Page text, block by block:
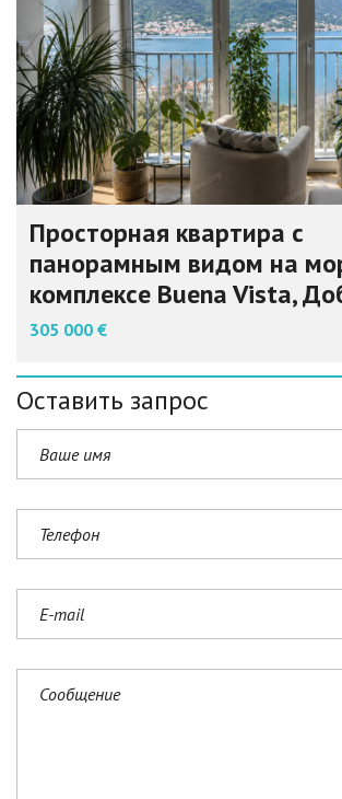
Просторная квартира с
панорамным видом на
комплексе Buena Vista,
305 000 €
Оставить запрос